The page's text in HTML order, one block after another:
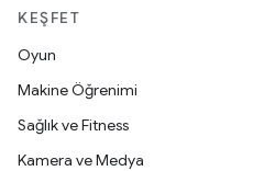
KEŞFET
Oyun
Makine Öğrenimi
Sağlık ve Fitness
Kamera ve Medya